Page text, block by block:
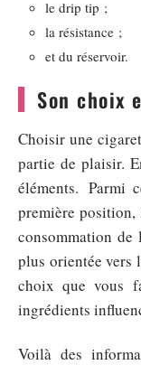
le drip tip ;
la résistance ;
et du réservoir.
Son choix
Choisir une
partie de plaisir.
éléments. Parmi
première position,
consommation de
plus orientée vers
choix que vous
ingrédients
Voilà des